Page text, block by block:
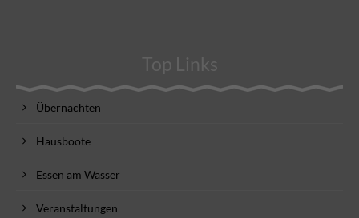
Top Links
Übernachten
Hausboote
Essen am Wasser
Veranstaltungen